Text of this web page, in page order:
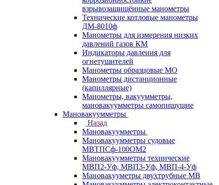
взрывозащищённые манометры
Технические котловые манометры
ДМ-8010ф
Манометры для измерения низких
давлений газов КМ
Индикаторы давления для
огнетушителей
Манометры образцовые МО
Манометры дистанционные
(капиллярные)
Манометры, вакуумметры,
мановакуумметры самопишущие
Мановакуумметры
Назад
Мановакуумметры
Мановакуумметры судовые
МВТПСф-100ОМ2
Мановакуумметры технические
МВП2-Уф, МВП3-Уф, МВП-4-Уф
Мановакууметры двухтрубные МВ